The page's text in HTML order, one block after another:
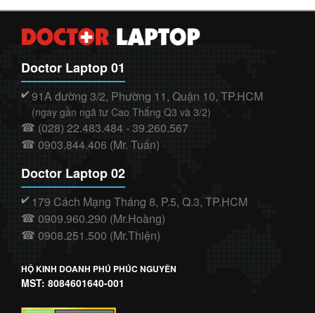
Doctor Laptop 01
✔️ 91A đường 3/2, Phường 11, Quận 10, TP.HCM
(ngay gần ngã tư Cao Thắng Q3 và 3/2)
☎ (028) 22.483.484 - 39.260.567
☎ 0903.844.406 (Mr. Tuấn)
Doctor Laptop 02
✔️ 179 Cách Mạng Tháng 8, P.5, Q.3, TP.HCM
☎ 0909.960.290 (Mr.Hoàng)
☎ 0908.251.500 (Mr.Thiện)
HỘ KINH DOANH PHÚ PHÚC NGUYÊN
MST: 8084601640-001